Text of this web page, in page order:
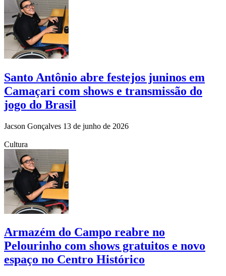
Santo Antônio abre festejos juninos em
Camaçari com shows e transmissão do
jogo do Brasil
Jacson Gonçalves 13 de junho de 2026
Cultura
Armazém do Campo reabre no
Pelourinho com shows gratuitos e novo
espaço no Centro Histórico